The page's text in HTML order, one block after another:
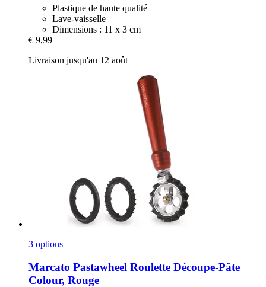
Plastique de haute qualité
Lave-vaisselle
Dimensions : 11 x 3 cm
€ 9,99
Livraison jusqu'au 12 août
3 options
Marcato Pastawheel Roulette Découpe-​Pâte
Colour, Rouge